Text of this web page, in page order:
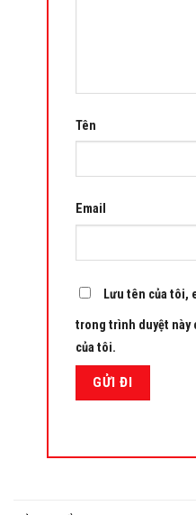
Tên
Email
Lưu tên của tôi,
trong trình duyệt này
của tôi.